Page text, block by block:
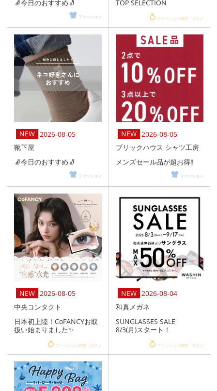
🧦今日のおすすめ🧦
ファッション
TOP SELECTION
ファッション雑貨・コスメ
2026-08-05
靴下屋
🧦今日のおすすめ🧦
ファッション
2026-08-05
ブリックハウス シャツ工房
メンズセール品が超お得‼️
ファッション
2026-08-05
中央コンタクト
日本初上陸！CoFANCYお取
扱い始まりました✨
ファッション雑貨・コスメ
2026-08-04
和真メガネ
SUNGLASSES SALE
8/3(月)スタート！
ファッション雑貨・コスメ